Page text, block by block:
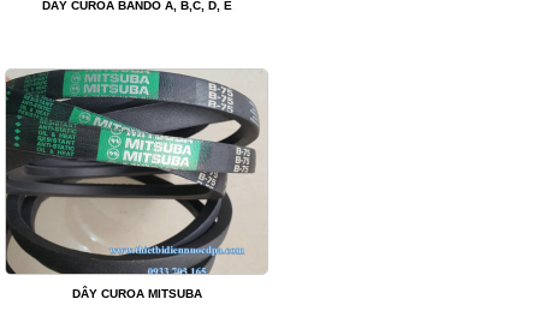
DÂY CUROA BANDO A, B,C, D, E
DÂY CUROA MITSUBA